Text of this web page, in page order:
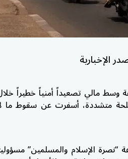
الإخبارية
مالي تصعيداً أمنياً خطيراً
“نصرة الإسلام والمسلمين”